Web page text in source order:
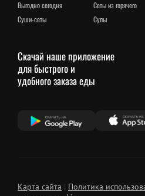
выгодно сегодня
суши-сеты
сеты из горячего
супы
Скачай наше приложение
для быстрого и
удобного заказа еды
Карта сайта | Политика